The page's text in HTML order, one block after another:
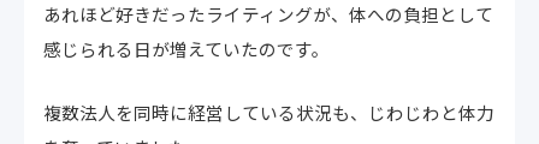
あれほど好きだったライティングが、体への負担として
感じられる日が増えていたのです。
複数法人を同時に経営している状況も、じわじわと体力